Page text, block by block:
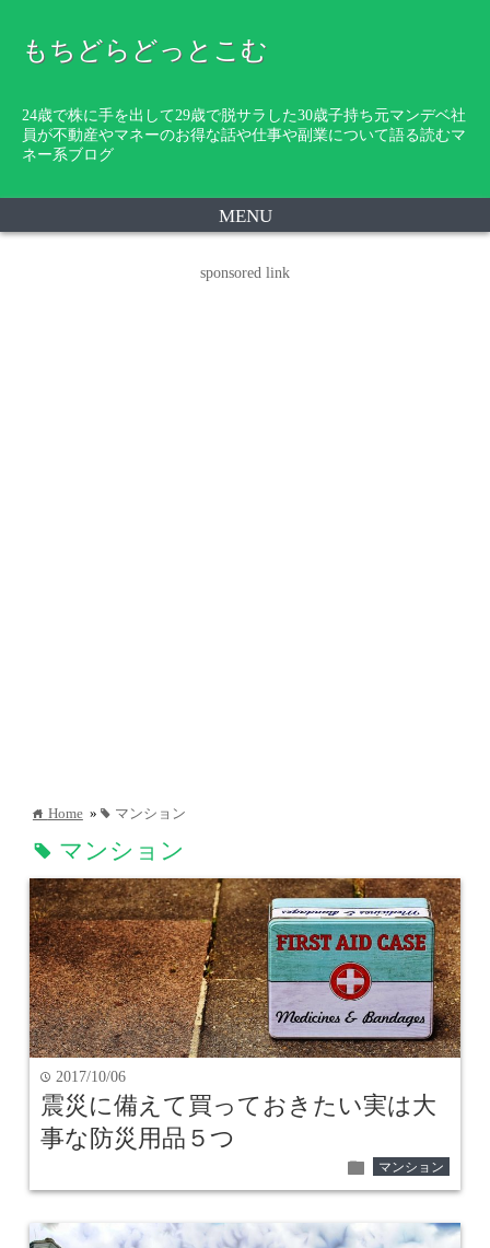
もちどらどっとこむ
24歳で株に手を出して29歳で脱サラした30歳子持ち元マンデベ社
員が不動産やマネーのお得な話や仕事や副業について語る読むマ
ネー系ブログ
MENU
sponsored link
home Home » tag マンション
tag マンション
time 2017/10/06
震災に備えて買っておきたい実は大
事な防災用品５つ
folder マンション